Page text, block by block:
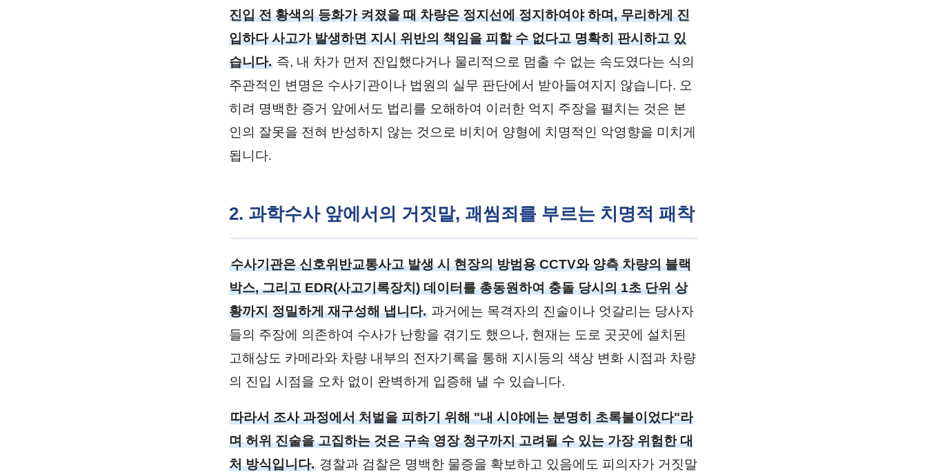
진입 전 황색의 등화가 켜졌을 때 차량은 정지선에 정지하여야 하며, 무리하게 진
입하다 사고가 발생하면 지시 위반의 책임을 피할 수 없다고 명확히 판시하고 있
습니다. 즉, 내 차가 먼저 진입했다거나 물리적으로 멈출 수 없는 속도였다는 식의
주관적인 변명은 수사기관이나 법원의 실무 판단에서 받아들여지지 않습니다. 오
히려 명백한 증거 앞에서도 법리를 오해하여 이러한 억지 주장을 펼치는 것은 본
인의 잘못을 전혀 반성하지 않는 것으로 비치어 양형에 치명적인 악영향을 미치게
됩니다.
2. 과학수사 앞에서의 거짓말, 괘씸죄를 부르는 치명적 패착
수사기관은 신호위반교통사고 발생 시 현장의 방범용 CCTV와 양측 차량의 블랙
박스, 그리고 EDR(사고기록장치) 데이터를 총동원하여 충돌 당시의 1초 단위 상
황까지 정밀하게 재구성해 냅니다. 과거에는 목격자의 진술이나 엇갈리는 당사자
들의 주장에 의존하여 수사가 난항을 겪기도 했으나, 현재는 도로 곳곳에 설치된
고해상도 카메라와 차량 내부의 전자기록을 통해 지시등의 색상 변화 시점과 차량
의 진입 시점을 오차 없이 완벽하게 입증해 낼 수 있습니다.
따라서 조사 과정에서 처벌을 피하기 위해 "내 시야에는 분명히 초록불이었다"라
며 허위 진술을 고집하는 것은 구속 영장 청구까지 고려될 수 있는 가장 위험한 대
처 방식입니다. 경찰과 검찰은 명백한 물증을 확보하고 있음에도 피의자가 거짓말